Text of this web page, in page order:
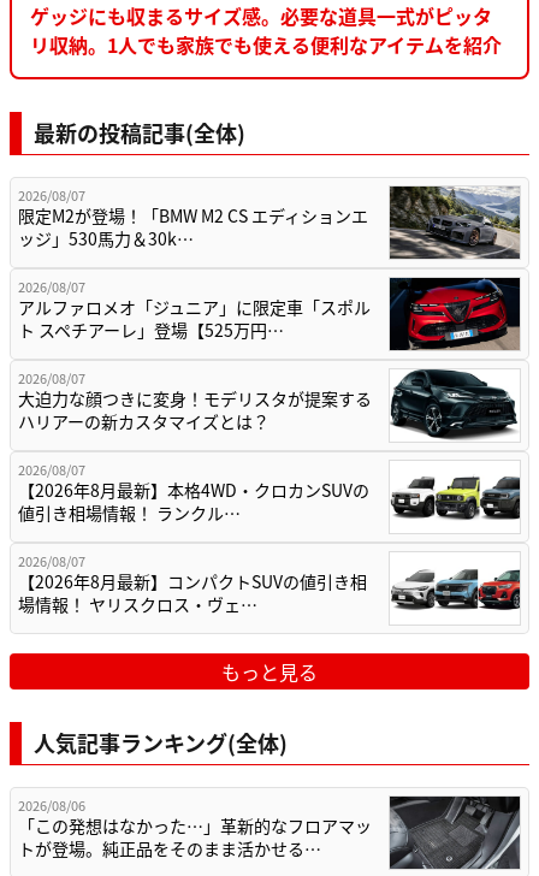
ゲッジにも収まるサイズ感。必要な道具一式がピッタ
リ収納。1人でも家族でも使える便利なアイテムを紹介
最新の投稿記事(全体)
2026/08/07
限定M2が登場！「BMW M2 CS エディションエ
ッジ」530馬力＆30k…
2026/08/07
アルファロメオ「ジュニア」に限定車「スポル
ト スペチアーレ」登場【525万円…
2026/08/07
大迫力な顔つきに変身！モデリスタが提案する
ハリアーの新カスタマイズとは？
2026/08/07
【2026年8月最新】本格4WD・クロカンSUVの
値引き相場情報！ ランクル…
2026/08/07
【2026年8月最新】コンパクトSUVの値引き相
場情報！ ヤリスクロス・ヴェ…
もっと見る
人気記事ランキング(全体)
2026/08/06
「この発想はなかった…」革新的なフロアマッ
トが登場。純正品をそのまま活かせる…